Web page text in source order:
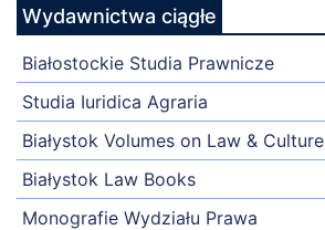
Wydawnictwa ciągłe
Białostockie Studia Prawnicze
Studia Iuridica Agraria
Białystok Volumes on Law & Culture
Białystok Law Books
Monografie Wydziału Prawa